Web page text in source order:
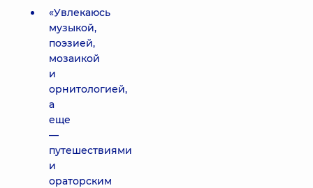
«Увлекаюсь
музыкой,
поэзией,
мозаикой
и
орнитологией,
а
еще
—
путешествиями
и
ораторским